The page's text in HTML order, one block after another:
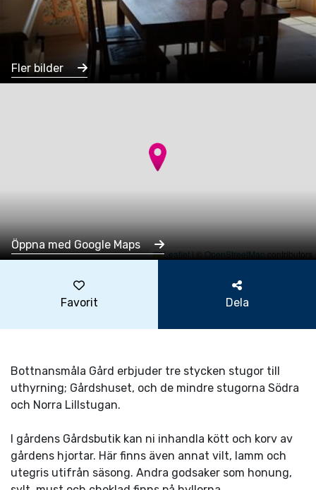
Fler bilder
Leaflet|©OpenStreetMapcontributors
Öppna med Google Maps
Favorit Dela
Bottnansmåla Gård erbjuder tre stycken stugor till
uthyrning; Gårdshuset, och de mindre stugorna Södra
och Norra Lillstugan.
I gårdens Gårdsbutik kan ni inhandla kött och korv av
gårdens hjortar. Här finns även annat vilt, lamm och
utegris utifrån säsong. Andra godsaker som honung,